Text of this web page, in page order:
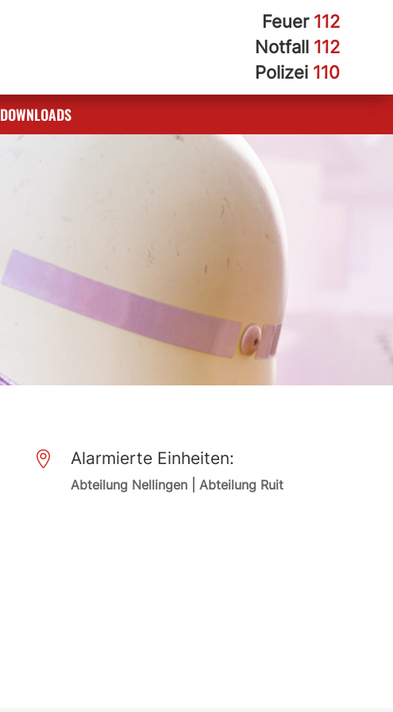
Feuer 112
Notfall 112
Polizei 110
DOWNLOADS
 Alarmierte Einheiten:
Abteilung Nellingen | Abteilung Ruit